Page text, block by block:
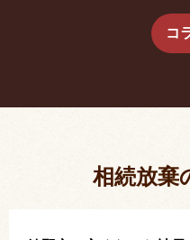
生前に相続放棄するコ
相続放棄